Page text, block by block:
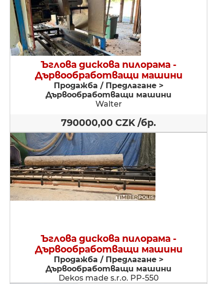
Ъглова дискова пилорама -
Дървообработващи машини
Продажба / Предлагане >
Дървообработващи машини
Walter
790000,00 CZK /бр.
Ъглова дискова пилорама -
Дървообработващи машини
Продажба / Предлагане >
Дървообработващи машини
Dekos made s.r.o. PP-550